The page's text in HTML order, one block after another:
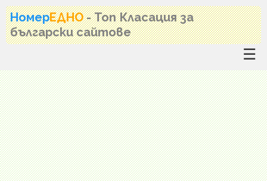
НомерЕДНО - Топ Класация за
български сайтове
☰